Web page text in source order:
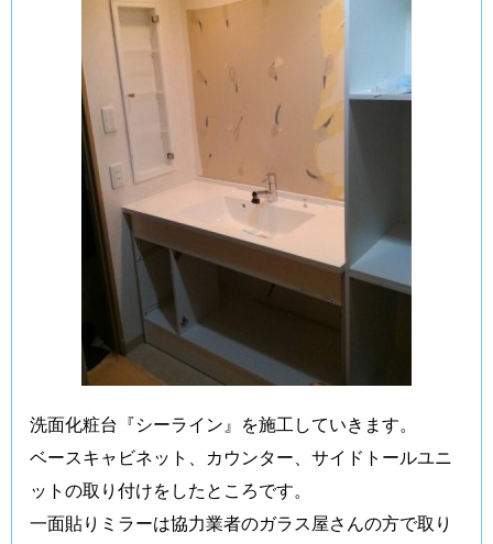
洗面化粧台『シーライン』を施工していきます。
ベースキャビネット、カウンター、サイドトールユニ
ットの取り付けをしたところです。
一面貼りミラーは協力業者のガラス屋さんの方で取り